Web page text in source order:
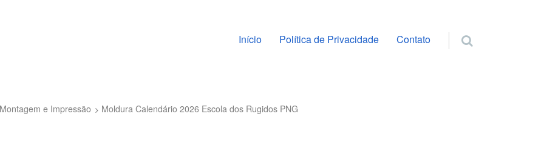
Pular para o conteúdo
Início Política de Privacidade Contato
e Impressão Moldura Calendário 2026 Escola dos Rugidos PNG